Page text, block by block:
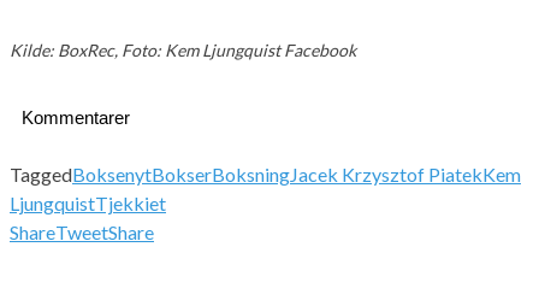
Kilde: BoxRec, Foto: Kem Ljungquist Facebook
Kommentarer
TaggedBoksenytBokserBoksningJacek Krzysztof PiatekKem
LjungquistTjekkiet
ShareTweetShare